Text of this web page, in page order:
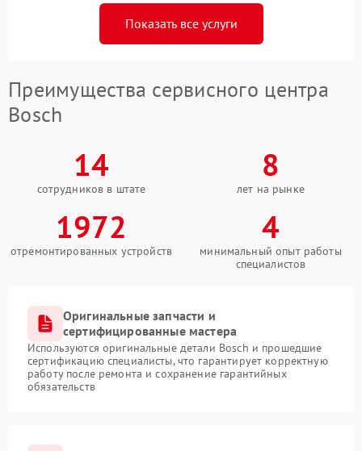
Показать все услуги
Преимущества сервисного центра
Bosch
14
сотрудников в штате
8
лет на рынке
1972
отремонтированных устройств
4
минимальный опыт работы
специалистов
Оригинальные запчасти и
сертифицированные мастера
Используются оригинальные детали Bosch и прошедшие
сертификацию специалисты, что гарантирует корректную
работу после ремонта и сохранение гарантийных
обязательств